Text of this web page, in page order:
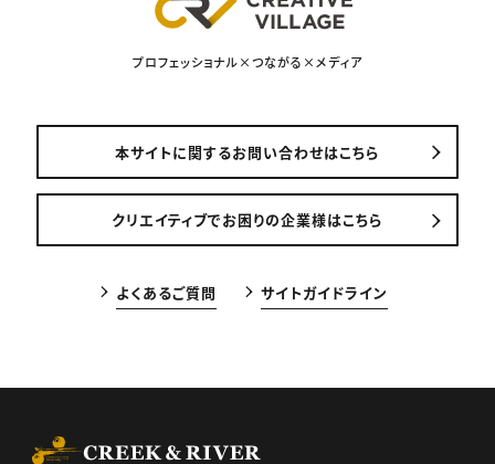
プロフェッショナル×つながる×メディア
本サイトに関するお問い合わせはこちら
クリエイティブでお困りの企業様はこちら
よくあるご質問 サイトガイドライン